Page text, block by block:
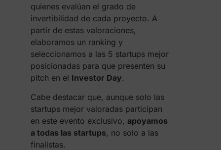
quienes evalúan el grado de
invertibilidad de cada proyecto. A
partir de estas valoraciones,
elaboramos un ranking y
seleccionamos a las 5 startups mejor
posicionadas para que presenten su
pitch en el Investor Day.
Cabe destacar que, aunque solo las
startups mejor valoradas participan
en este evento exclusivo, apoyamos
a todas las startups, no solo a las
finalistas.